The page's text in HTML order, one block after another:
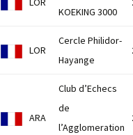
KOEKING 3000
LOR
Cercle Philidor-
Hayange
ARA
Club d’Echecs
de
l’Agglomeration